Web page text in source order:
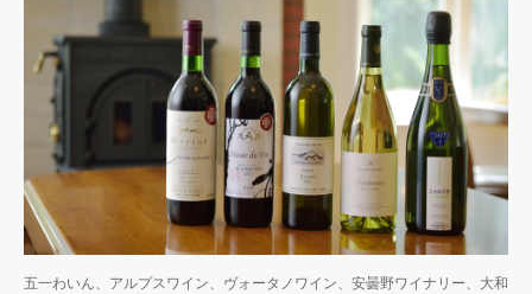
五一わいん、アルプスワイン、ヴォータノワイン、安曇野ワイナリー、大和